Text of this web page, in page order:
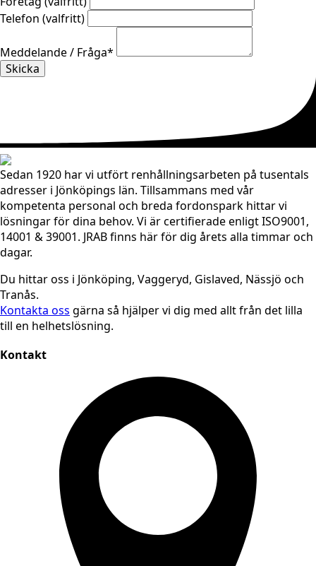
Telefon (valfritt)
Meddelande / Fråga*
Skicka
Sedan 1920 har vi utfört renhållningsarbeten på tusentals
adresser i Jönköpings län. Tillsammans med vår
kompetenta personal och breda fordonspark hittar vi
lösningar för dina behov. Vi är certifierade enligt ISO9001,
14001 & 39001. JRAB finns här för dig årets alla timmar och
dagar.
Du hittar oss i Jönköping, Vaggeryd, Gislaved, Nässjö och
Tranås.
Kontakta oss gärna så hjälper vi dig med allt från det lilla
till en helhetslösning.
Kontakt